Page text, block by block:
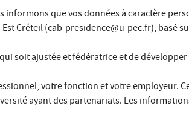
que vos données à caractère
Créteil (cab-presidence@u-pec.fr), basé
soit ajustée et fédératrice et de développer
votre fonction et votre employeur.
ayant des partenariats. Les